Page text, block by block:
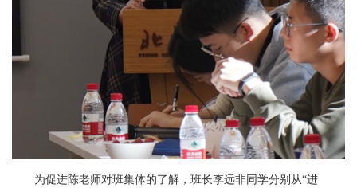
为促进陈老师对班集体的了解，班长李远非同学分别从“进